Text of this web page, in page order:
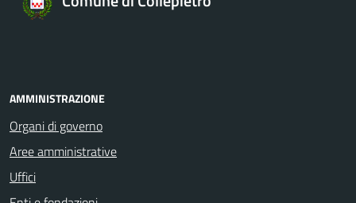
AMMINISTRAZIONE
Organi di governo
Aree amministrative
Uffici